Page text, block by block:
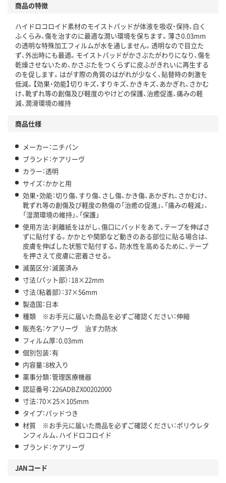
商品の特徴
ハイドロコロイド素材のモイストパッドが体液を吸収・保持、白く
ふくらみ、傷を治すのに最適な潤い環境を保ちます。薄さ0.03mm
の透明な特殊加工フィルムが水を通しません。透明なので目立た
ず、外出時にも最適。モイストパッドがかさぶたがわりになり、傷を
乾燥させないため、かさぶたをつくらずに皮ふがきれいに再生する
のを促します。はがす際の角質のはがれが少なく、貼替時の刺激を
低減。【効果・効能】切りキズ、すりキズ、かきキズ、あかぎれ、さかむ
け、靴ずれ等の創傷及び軽度のやけどの保護、治癒促進、痛みの軽
減、潤滑環境の維持
商品仕様
メーカー：ニチバン
ブランド：ケアリーヴ
カラー：透明
サイズ：かかと用
効果・効能：切り傷、すり傷、さし傷、かき傷、あかぎれ、さかむけ、
靴ずれ等の創傷及び軽度の熱傷の「治癒の促進」、「痛みの軽減」、
「湿潤環境の維持」、「保護」
使用方法：剥離紙をはがし、傷口にパッドをあて、テープを伸ばさ
ずに貼付する。かかとや関節など動きのある部位に貼る場合は、
皮膚を伸ばした状態で貼付する。防水性を高めるために、テープ
を押さえて皮膚に密着させる。
滅菌区分：滅菌済み
寸法（パット部）：18×22mm
寸法（粘着部）：37×56mm
製造国：日本
種類 ※お手元に届いた商品を必ずご確認ください：伸縮
販売名：ケアリーヴ 治す力防水
フィルム厚：0.03mm
個別包装：有
内容量：8枚入り
薬事分類：管理医療機器
認証番号：226ADBZX00202000
寸法：70×25×105mm
タイプ：パッドつき
材質 ※お手元に届いた商品を必ずご確認ください：ポリウレタ
ンフィルム、ハイドロコロイド
ブランド：ケアリーヴ
JANコード